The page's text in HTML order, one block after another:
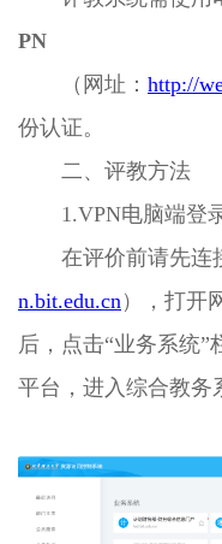
PN
（网址： http://
份认证。
二、评教方法
1.VPN电脑端登
在评价前请先连
n.bit.edu.cn），打开
后，点击“业务系统
平台，进入综合教务